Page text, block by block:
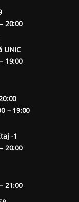
20:00
UNIC
19:00
– 19:00
-1
20:00
21:00